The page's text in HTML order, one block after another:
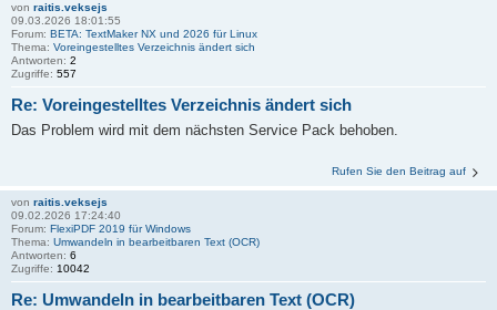
von raitis.veksejs
09.03.2026 18:01:55
Forum: BETA: TextMaker NX und 2026 für Linux
Thema: Voreingestelltes Verzeichnis ändert sich
Antworten: 2
Zugriffe: 557
Re: Voreingestelltes Verzeichnis ändert sich
Das Problem wird mit dem nächsten Service Pack behoben.
Rufen Sie den Beitrag auf
von raitis.veksejs
09.02.2026 17:24:40
Forum: FlexiPDF 2019 für Windows
Thema: Umwandeln in bearbeitbaren Text (OCR)
Antworten: 6
Zugriffe: 10042
Re: Umwandeln in bearbeitbaren Text (OCR)